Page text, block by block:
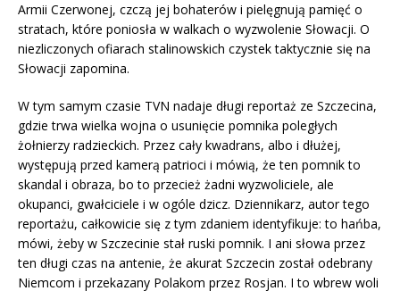
Armii Czerwonej, czczą jej bohaterów i pielęgnują pamięć o
stratach, które poniosła w walkach o wyzwolenie Słowacji. O
niezliczonych ofiarach stalinowskich czystek taktycznie się na
Słowacji zapomina.
W tym samym czasie TVN nadaje długi reportaż ze Szczecina,
gdzie trwa wielka wojna o usunięcie pomnika poległych
żołnierzy radzieckich. Przez cały kwadrans, albo i dłużej,
występują przed kamerą patrioci i mówią, że ten pomnik to
skandal i obraza, bo to przecież żadni wyzwoliciele, ale
okupanci, gwałciciele i w ogóle dzicz. Dziennikarz, autor tego
reportażu, całkowicie się z tym zdaniem identyfikuje: to hańba,
mówi, żeby w Szczecinie stał ruski pomnik. I ani słowa przez
ten długi czas na antenie, że akurat Szczecin został odebrany
Niemcom i przekazany Polakom przez Rosjan. I to wbrew woli